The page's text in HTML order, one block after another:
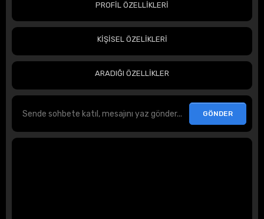
PROFİL ÖZELLİKLERİ
KİŞİSEL ÖZELİKLERİ
ARADIĞI ÖZELLİKLER